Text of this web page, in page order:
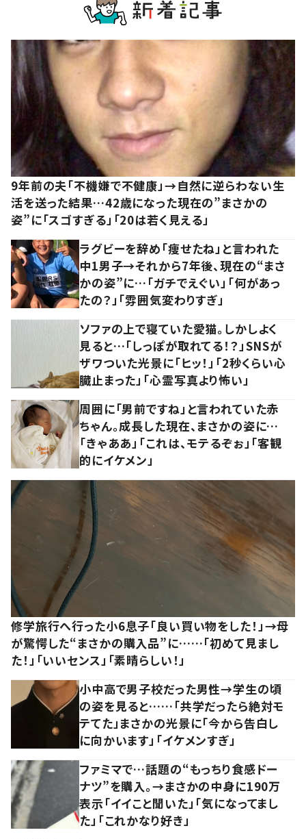
9年前の夫「不機嫌で不健康」→自然に逆らわない生
活を送った結果…42歳になった現在の”まさかの
姿”に「スゴすぎる」「20は若く見える」
ラグビーを辞め「痩せたね」と言われた
中1男子→それから7年後、現在の“まさ
かの姿”に…「ガチでえぐい」「何があっ
たの？」「雰囲気変わりすぎ」
ソファの上で寝ていた愛猫。しかしよく
見ると…「しっぽが取れてる！？」SNSが
ザワついた光景に「ヒッ！」「2秒くらい心
臓止まった」「心霊写真より怖い」
周囲に「男前ですね」と言われていた赤
ちゃん。成長した現在、まさかの姿に…
「きゃああ」「これは、モテるぞぉ」「客観
的にイケメン」
修学旅行へ行った小6息子「良い買い物をした！」→母
が驚愕した“まさかの購入品”に……「初めて見まし
た！」「いいセンス」「素晴らしい！」
小中高で男子校だった男性→学生の頃
の姿を見ると……「共学だったら絶対モ
テてた」まさかの光景に「今から告白し
に向かいます」「イケメンすぎ」
ファミマで…話題の“もっちり食感ドー
ナツ”を購入。→まさかの中身に190万
表示「イイこと聞いた」「気になってまし
た」「これかなり好き」